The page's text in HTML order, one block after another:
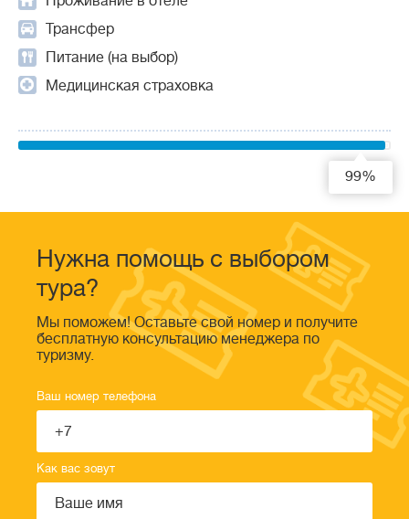
Трансфер
Питание (на выбор)
Медицинская страховка
99%
Нужна помощь с выбором
тура?
Мы поможем! Оставьте свой номер и получите
бесплатную консультацию менеджера по
туризму.
Ваш номер телефона
Как вас зовут